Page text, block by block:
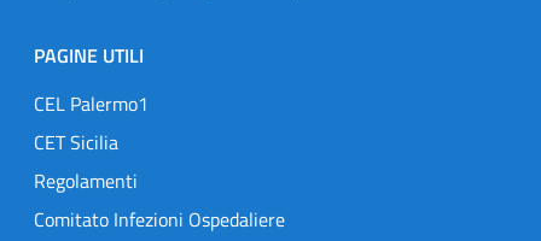
PAGINE UTILI
CEL Palermo1
CET Sicilia
Regolamenti
Comitato Infezioni Ospedaliere